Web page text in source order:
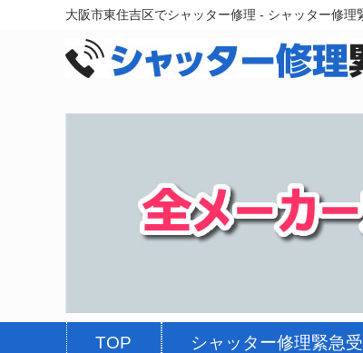
大阪市東住吉区でシャッター修理 - シャッター修
TOP シャッター修理緊急